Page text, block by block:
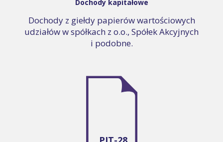
Dochody kapitałowe
Dochody z giełdy papierów wartościowych
udziałów w spółkach z o.o., Spółek Akcyjnych
i podobne.